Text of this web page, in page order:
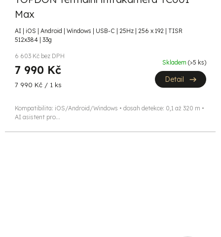
A
Max
AI | iOS | Android | Windows | USB-C | 25Hz | 256 x 192 | TISR
512x384 | 33g
6 603 Kč bez DPH
7 990 Kč
Měrná
7 990 Kč / 1 ks
Skladem (>5 ks)
Detail
Kompatibilita: iOS/Android/Windows • dosah detekce: 0,1 až 320 m •
AI asistent pro...